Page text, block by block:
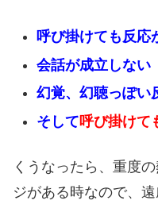
呼び掛けても反応
会話が成立しない
幻覚、幻聴っぽい
そして呼び掛け
くうなったら、重度
ジがある時なので、